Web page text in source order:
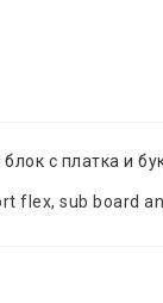
с платка и
flex, sub board